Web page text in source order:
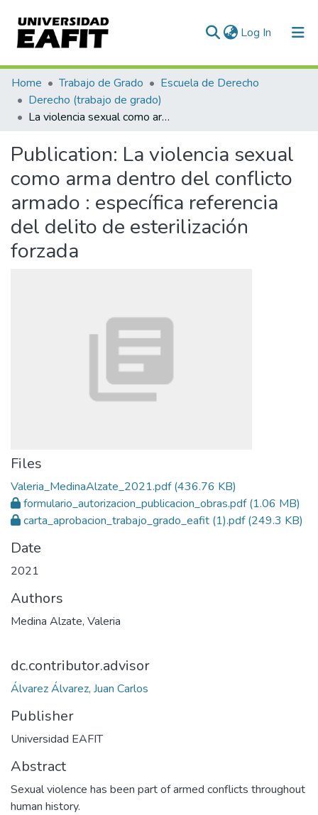
Log In (current)
Communities & Collections
All of DSpace
Home Trabajo de Grado
Escuela de Derecho
Derecho (trabajo de grado)
La violencia sexual como arma dentro del conflicto armado : específica referencia del delito de esterilización forzada
Publication: La violencia sexual
como arma dentro del conflicto
armado : específica referencia
del delito de esterilización
forzada
Files
Valeria_MedinaAlzate_2021.pdf(436.76 KB)
formulario_autorizacion_publicacion_obras.pdf(1.06 MB)
carta_aprobacion_trabajo_grado_eafit (1).pdf(249.3 KB)
Date
2021
Authors
Medina Alzate, Valeria
dc.contributor.advisor
Álvarez Álvarez, Juan Carlos
Publisher
Universidad EAFIT
Abstract
Sexual violence has been part of armed conflicts throughout
human history.